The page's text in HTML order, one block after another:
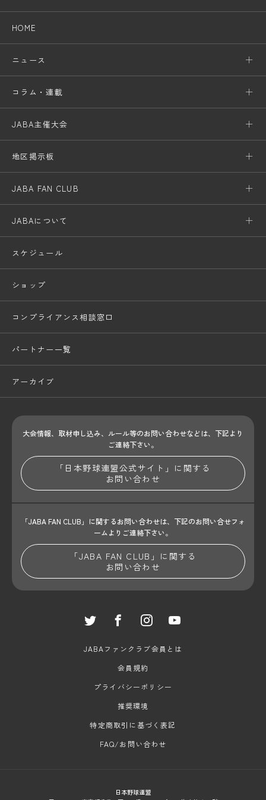
HOME
ニュース
コラム・連載
JABA主催大会
地区掲示板
JABA FAN CLUB
JABAについて
スケジュール
ショップ
コンプライアンス相談窓口
パートナー一覧
アーカイブ
大会情報、取材申し込み、ルール等のお問い合わせなどは、下記より
ご連絡下さい。
「日本野球連盟公式サイト」に関する
お問い合わせ
「JABA FAN CLUB」に関するお問い合わせは、 下記のお問い合せフォ
ームよりご連絡下さい。
「JABA FAN CLUB」に関する
お問い合わせ
JABAファンクラブ会員とは
会員規約
プライバシーポリシー
推奨環境
特定商取引に基づく表記
FAQ/お問い合わせ
日本野球連盟